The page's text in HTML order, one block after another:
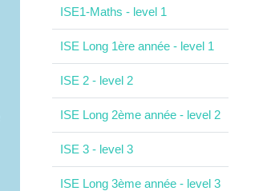
ISE1-Maths - level 1
ISE Long 1ère année - level 1
ISE 2 - level 2
ISE Long 2ème année - level 2
ISE 3 - level 3
ISE Long 3ème année - level 3